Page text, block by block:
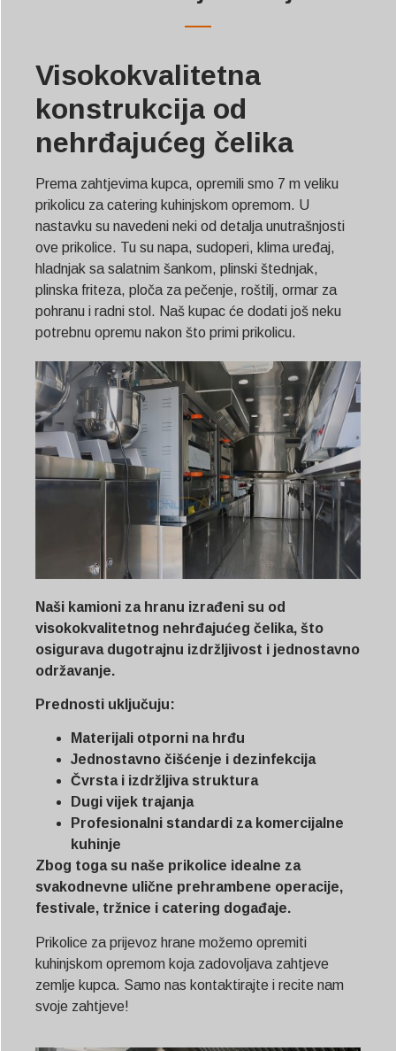
Visokokvalitetna
konstrukcija od
nehrđajućeg čelika
Prema zahtjevima kupca, opremili smo 7 m veliku
prikolicu za catering kuhinjskom opremom. U
nastavku su navedeni neki od detalja unutrašnjosti
ove prikolice. Tu su napa, sudoperi, klima uređaj,
hladnjak sa salatnim šankom, plinski štednjak,
plinska friteza, ploča za pečenje, roštilj, ormar za
pohranu i radni stol. Naš kupac će dodati još neku
potrebnu opremu nakon što primi prikolicu.
Naši kamioni za hranu izrađeni su od
visokokvalitetnog nehrđajućeg čelika, što
osigurava dugotrajnu izdržljivost i jednostavno
održavanje.
Prednosti uključuju:
Materijali otporni na hrđu
Jednostavno čišćenje i dezinfekcija
Čvrsta i izdržljiva struktura
Dugi vijek trajanja
Profesionalni standardi za komercijalne
kuhinje
Zbog toga su naše prikolice idealne za
svakodnevne ulične prehrambene operacije,
festivale, tržnice i catering događaje.
Prikolice za prijevoz hrane možemo opremiti
kuhinjskom opremom koja zadovoljava zahtjeve
zemlje kupca. Samo nas kontaktirajte i recite nam
svoje zahtjeve!